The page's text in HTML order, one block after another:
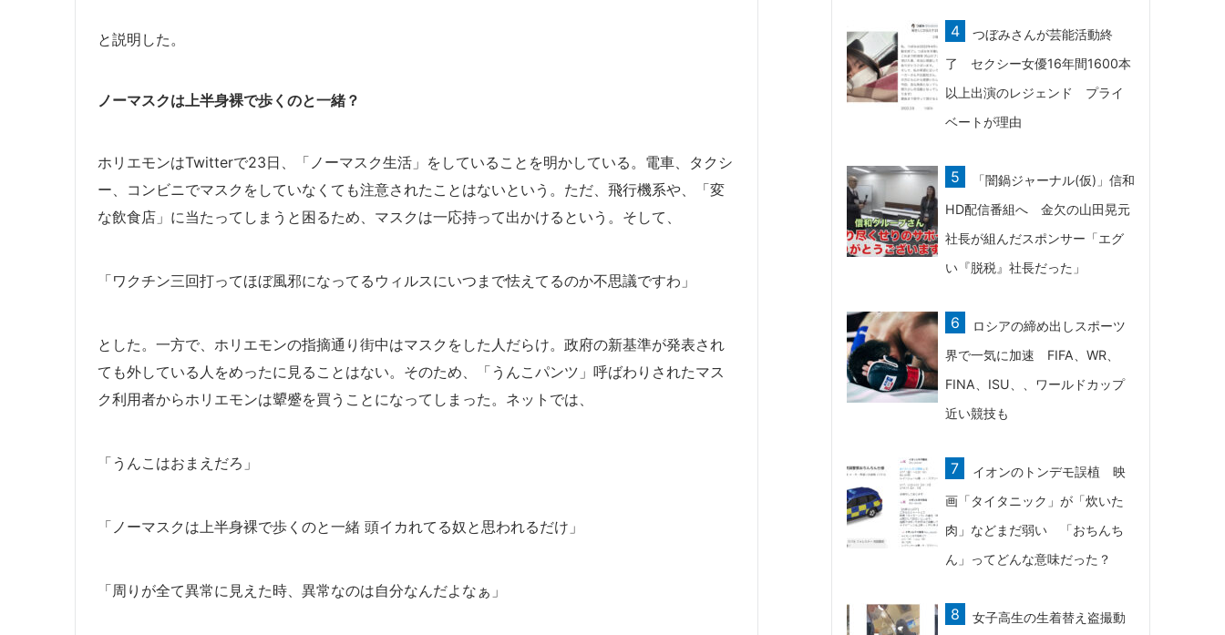
と説明した。
ノーマスクは上半身裸で歩くのと一緒？
ホリエモンはTwitterで23日、「ノーマスク生活」をしていることを明かしている。電車、タクシ
ー、コンビニでマスクをしていなくても注意されたことはないという。ただ、飛行機系や、「変
な飲食店」に当たってしまうと困るため、マスクは一応持って出かけるという。そして、
「ワクチン三回打ってほぼ風邪になってるウィルスにいつまで怯えてるのか不思議ですわ」
とした。一方で、ホリエモンの指摘通り街中はマスクをした人だらけ。政府の新基準が発表され
ても外している人をめったに見ることはない。そのため、「うんこパンツ」呼ばわりされたマス
ク利用者からホリエモンは顰蹙を買うことになってしまった。ネットでは、
「うんこはおまえだろ」
「ノーマスクは上半身裸で歩くのと一緒 頭イカれてる奴と思われるだけ」
「周りが全て異常に見えた時、異常なのは自分なんだよなぁ」
つぼみさんが芸能活動終
了 セクシー女優16年間1600本
以上出演のレジェンド プライ
ベートが理由
「闇鍋ジャーナル(仮)」信和
HD配信番組へ 金欠の山田晃元
社長が組んだスポンサー「エグ
い『脱税』社長だった」
ロシアの締め出しスポーツ
界で一気に加速 FIFA、WR、
FINA、ISU、、ワールドカップ
近い競技も
イオンのトンデモ誤植 映
画「タイタニック」が「炊いた
肉」などまだ弱い 「おちんち
ん」ってどんな意味だった？
女子高生の生着替え盗撮動